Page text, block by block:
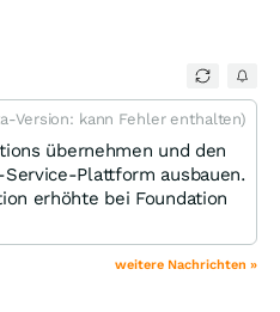
Version: kann Fehler enthalten)
übernehmen und den
Plattform ausbauen.
erhöhte bei Foundation
weitere Nachrichten »